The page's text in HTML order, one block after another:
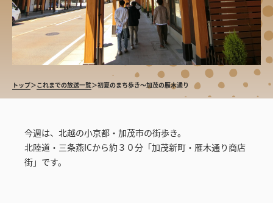
トップ＞これまでの放送一覧＞初夏のまち歩き〜加茂の雁木通り
今週は、北越の小京都・加茂市の街歩き。
北陸道・三条燕ICから約３０分「加茂新町・雁木通り商店
街」です。